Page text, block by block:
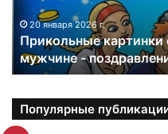
к
т
20 января 2026 г.
Прикольные
мужчине -
Популярные